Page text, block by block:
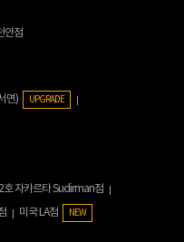
안점
면) UPGRADE
호 자카르타 Sudirman점
미국 LA점 NEW